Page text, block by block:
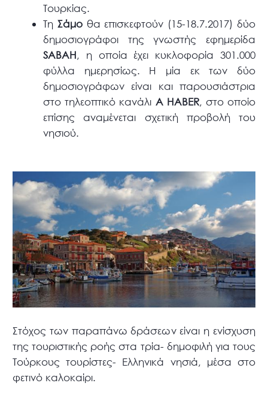
Τουρκίας.
Τη Σάμοθα επισκεφτούν (15-18.7.2017) δύο
δημοσιογράφοι της γνωστής εφημερίδα
SABAH, η οποία έχει κυκλοφορία 301.000
φύλλα ημερησίως. Η μία εκ των δύο
δημοσιογράφων είναι και παρουσιάστρια
στο τηλεοπτικό κανάλι A HABER, στο οποίο
επίσης αναμένεται σχετική προβολή του
νησιού.
Στόχος των παραπάνω δράσεων είναι η ενίσχυση
της τουριστικής ροής στα τρία- δημοφιλή για τους
Τούρκους τουρίστες- Ελληνικά νησιά, μέσα στο
φετινό καλοκαίρι.